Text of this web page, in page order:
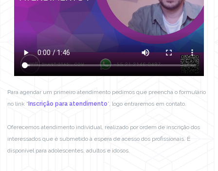
Para agendar um primeiro atendimento pedimos que preencha o formulário
no link “ Inscrição para atendimento”, logo entraremos em contato.
Oferecemos atendimento individual, realizado por ordem de inscrição dos
interessados que é submetido à espera de acesso dos profissionais. É
disponível para adolescentes, adultos e idosos.